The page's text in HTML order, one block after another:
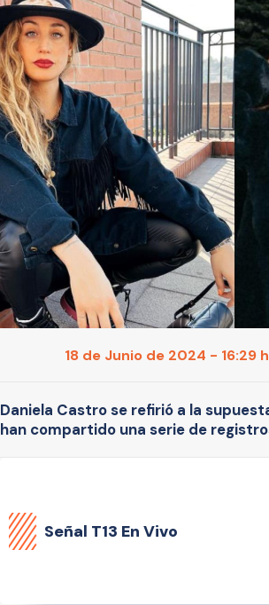
18 de Junio de 2024 - 16:29
Daniela Castro se refirió a la
han compartido una serie de
Señal T13 En Vivo